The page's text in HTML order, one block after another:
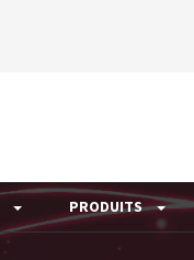
PRODUITS